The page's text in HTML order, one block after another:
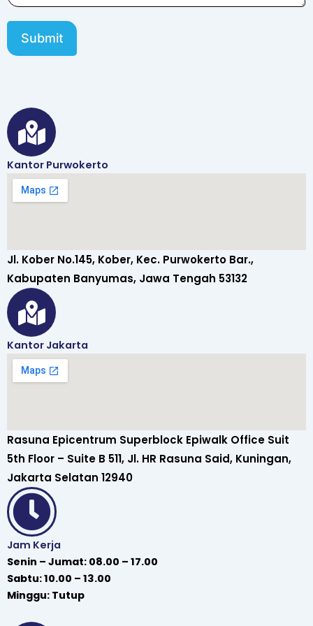
Submit
Kantor Purwokerto
Jl. Kober No.145, Kober, Kec. Purwokerto Bar.,
Kabupaten Banyumas, Jawa Tengah 53132
Kantor Jakarta
Rasuna Epicentrum Superblock Epiwalk Office Suit
5th Floor – Suite B 511, Jl. HR Rasuna Said, Kuningan,
Jakarta Selatan 12940
Jam Kerja
Senin – Jumat: 08.00 – 17.00
Sabtu: 10.00 – 13.00
Minggu: Tutup